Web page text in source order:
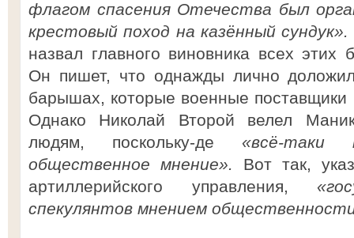
флагом спасения Отечества был
крестовый поход на казённый сундук».
назвал главного виновника всех этих
Он пишет, что однажды лично
барышах, которые военные
Однако Николай Второй велел
людям, поскольку-де «всё-таки
общественное мнение». Вот так,
артиллерийского управления,
спекулянтов мнением